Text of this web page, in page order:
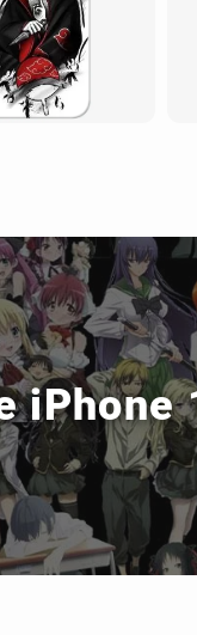
iPhone